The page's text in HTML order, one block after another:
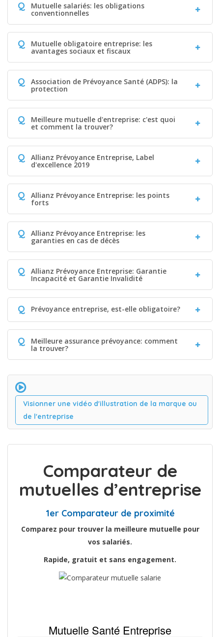
Q Mutuelle salariés: les obligations
conventionnelles
Q Mutuelle obligatoire entreprise: les
avantages sociaux et fiscaux
Q Association de Prévoyance Santé (ADPS): la
protection
Q Meilleure mutuelle d'entreprise: c'est quoi
et comment la trouver?
Q Allianz Prévoyance Entreprise, Label
d'excellence 2019
Q Allianz Prévoyance Entreprise: les points
forts
Q Allianz Prévoyance Entreprise: les
garanties en cas de décès
Q Allianz Prévoyance Entreprise: Garantie
Incapacité et Garantie Invalidité
Q Prévoyance entreprise, est-elle obligatoire?
Q Meilleure assurance prévoyance: comment
la trouver?
Visionner une vidéo d'illustration de la marque ou
de l'entreprise
Comparateur de
mutuelles d’entreprise
1er Comparateur de proximité
Comparez pour trouver la meilleure mutuelle pour
vos salariés.
Rapide, gratuit et sans engagement.